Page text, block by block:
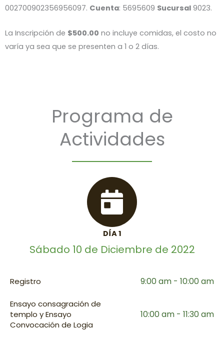
002700902356956097. Cuenta: 5695609 Sucursal 9023.
La Inscripción de $500.00 no incluye comidas, el costo no
varía ya sea que se presenten a 1 o 2 días.
Programa de
Actividades
DÍA 1
Sábado 10 de Diciembre de 2022
Registro 9:00 am - 10:00 am
Ensayo consagración de
templo y Ensayo
Convocación de Logia
10:00 am - 11:30 am